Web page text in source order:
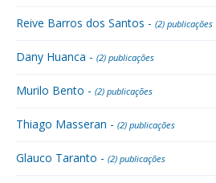
Reive Barros dos Santos - (2) publicações
Dany Huanca - (2) publicações
Murilo Bento - (2) publicações
Thiago Masseran - (2) publicações
Glauco Taranto - (2) publicações